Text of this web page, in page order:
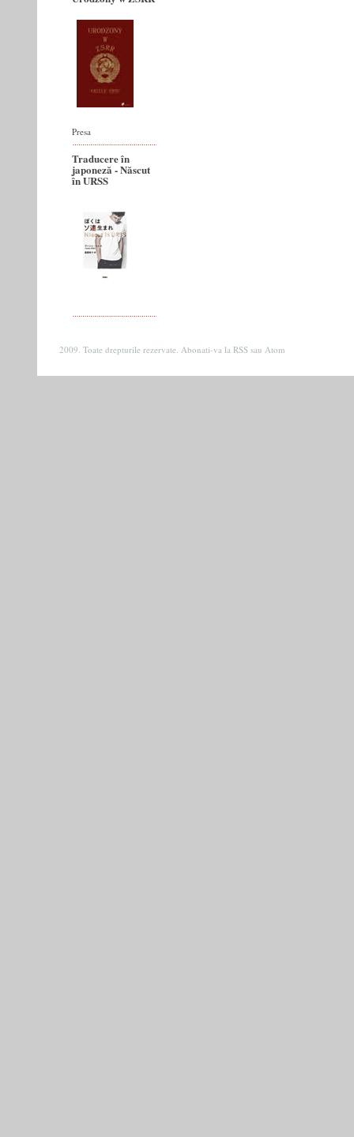
Presa
Traducere în
japoneză - Născut
în URSS
2009. Toate drepturile rezervate. Abonati-va la RSS sau Atom